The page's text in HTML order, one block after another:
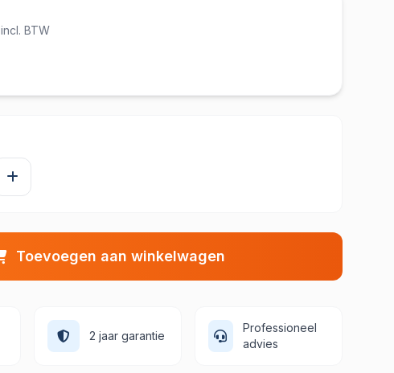
incl. BTW
Toevoegen aan winkelwagen
2 jaar garantie
Professioneel
advies